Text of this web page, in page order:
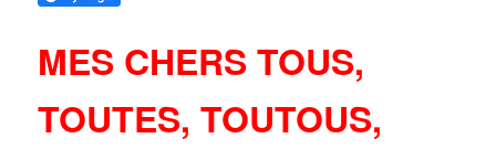
MES CHERS TOUS,
TOUTES, TOUTOUS,